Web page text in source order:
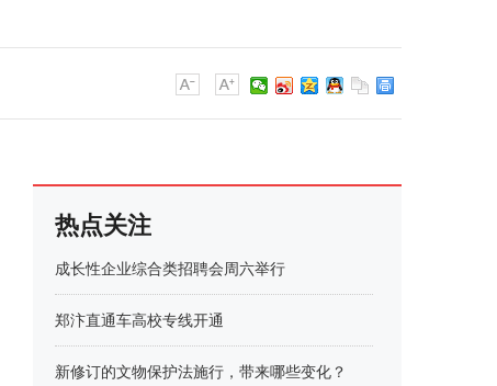
热点关注
成长性企业综合类招聘会周六举行
郑汴直通车高校专线开通
新修订的文物保护法施行，带来哪些变化？